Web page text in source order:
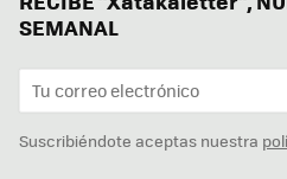
SEMANAL
Suscribiéndote aceptas nuestra